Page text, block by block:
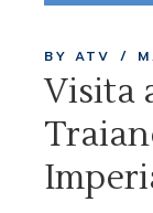
BY ATV
Visita